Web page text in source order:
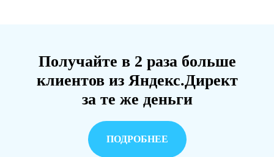
Получайте в 2 раза больше
клиентов из Яндекс.Директ
за те же деньги
ПОДРОБНЕЕ